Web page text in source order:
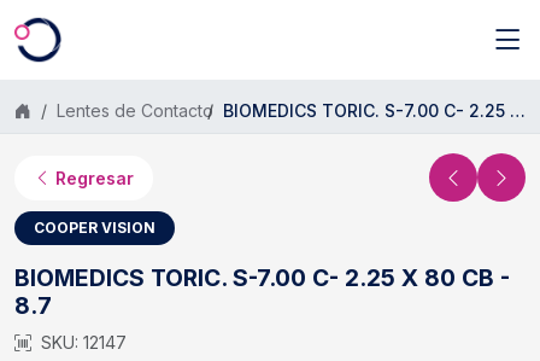
Saltar al contenido principal
Lentes de Contacto BIOMEDICS TORIC. S-7.00 C- 2.25 X 80 CB - 8.7
Regresar
COOPER VISION
BIOMEDICS TORIC. S-7.00 C- 2.25 X 80 CB -
8.7
SKU: 12147